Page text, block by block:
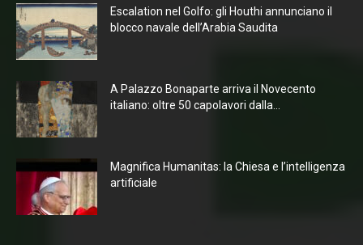
Escalation nel Golfo: gli Houthi annunciano il
blocco navale dell’Arabia Saudita
A Palazzo Bonaparte arriva il Novecento
italiano: oltre 50 capolavori dalla...
Magnifica Humanitas: la Chiesa e l’intelligenza
artificiale